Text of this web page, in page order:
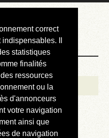
correct
Il
statistiques
finalités
ressources
ou la
d'annonceurs
votre navigation
ainsi que
de navigation